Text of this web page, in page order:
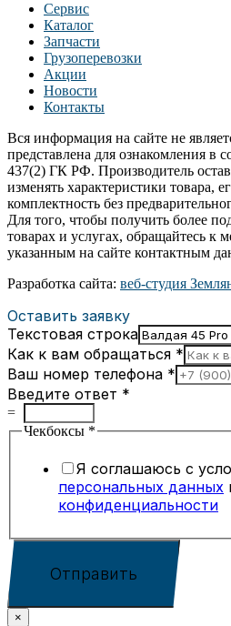
Сервис
Каталог
Запчасти
Грузоперевозки
Акции
Новости
Контакты
Вся информация на сайте не
представлена для ознакомления в
437(2) ГК РФ. Производитель
изменять характеристики товара,
комплектность без
Для того, чтобы получить более
товарах и услугах, обращайтесь к
указанным на сайте контактным
Разработка сайта: веб-студия
Оставить заявку
Текстовая строка
Как к вам обращаться *
Ваш номер телефона *
Введите ответ *
=
Чекбоксы *
Я соглашаюсь с
персональных данных
конфиденциальности
Отправить
×